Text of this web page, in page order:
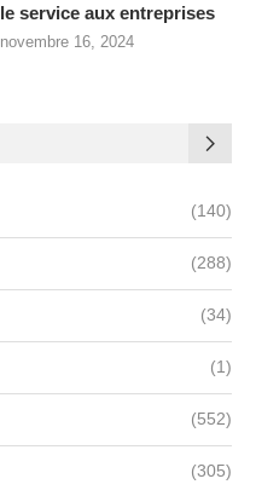
le service aux entreprises
novembre 16, 2024
(140)
(288)
(34)
(1)
(552)
(305)